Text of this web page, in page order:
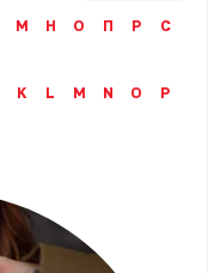
М Н О П Р
С
K L M N O
P